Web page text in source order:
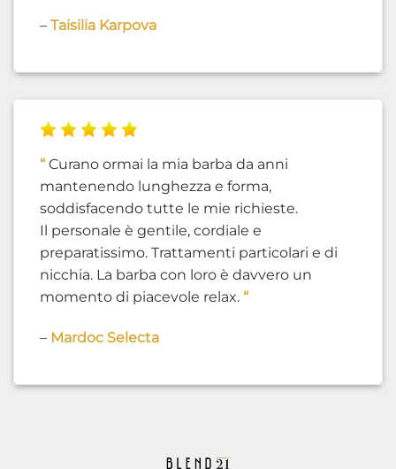
– Taisilia Karpova
“ Curano ormai la mia barba da anni
mantenendo lunghezza e forma,
soddisfacendo tutte le mie richieste.
Il personale è gentile, cordiale e
preparatissimo. Trattamenti particolari e di
nicchia. La barba con loro è davvero un
momento di piacevole relax. “
– Mardoc Selecta